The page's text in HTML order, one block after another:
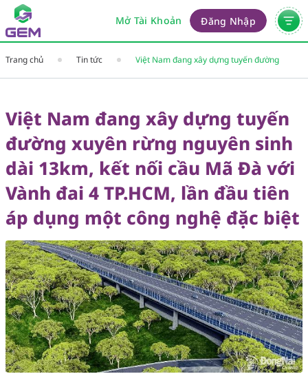
Mở Tài Khoản Đăng Nhập
Trang chủ Tin tức
Việt Nam đang xây dựng tuyến đường
cầu Mã Đà với Vành đai 4 TP.HCM, lần đầu
Việt Nam đang xây dựng tuyến
đường xuyên rừng nguyên sinh
dài 13km, kết nối cầu Mã Đà với
Vành đai 4 TP.HCM, lần đầu tiên
áp dụng một công nghệ đặc biệt